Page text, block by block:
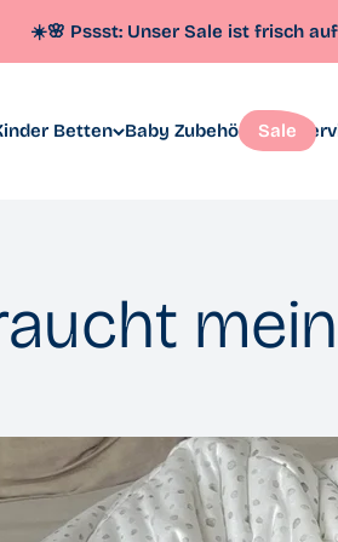
☀️🌸 Pssst: Unser Sale ist frisch
Betten Baby Zubehör Sale